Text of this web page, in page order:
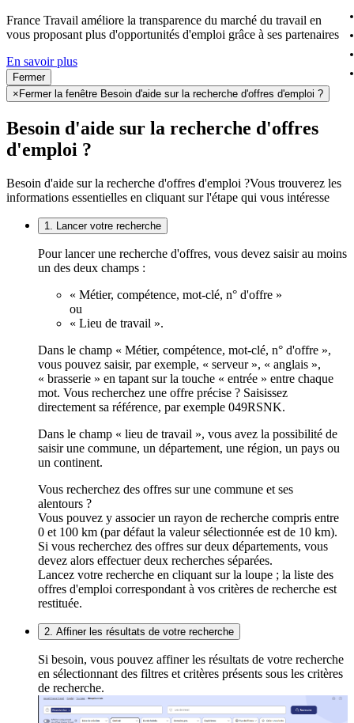
France Travail améliore la transparence du marché du travail en
vous proposant plus d'opportunités d'emploi grâce à ses partenaires
En savoir plus
Fermer
× Fermer la fenêtre Besoin d'aide sur la recherche d'offres d'emploi ?
Besoin d'aide sur la recherche d'offres
d'emploi ?
Besoin d'aide sur la recherche d'offres d'emploi ?Vous trouverez les
informations essentielles en cliquant sur l'étape qui vous intéresse
1. Lancer votre recherche
Pour lancer une recherche d'offres, vous devez saisir au moins
un des deux champs :
« Métier, compétence, mot-clé, n° d'offre »
ou
« Lieu de travail ».
Dans le champ « Métier, compétence, mot-clé, n° d'offre »,
vous pouvez saisir, par exemple, « serveur », « anglais »,
« brasserie » en tapant sur la touche « entrée » entre chaque
mot. Vous recherchez une offre précise ? Saisissez
directement sa référence, par exemple 049RSNK.
Dans le champ « lieu de travail », vous avez la possibilité de
saisir une commune, un département, une région, un pays ou
un continent.
Vous recherchez des offres sur une commune et ses
alentours ?
Vous pouvez y associer un rayon de recherche compris entre
0 et 100 km (par défaut la valeur sélectionnée est de 10 km).
Si vous recherchez des offres sur deux départements, vous
devez alors effectuer deux recherches séparées.
Lancez votre recherche en cliquant sur la loupe ; la liste des
offres d'emploi correspondant à vos critères de recherche est
restituée.
2. Affiner les résultats de votre recherche
Si besoin, vous pouvez affiner les résultats de votre recherche
en sélectionnant des filtres et critères présents sous les critères
de recherche.